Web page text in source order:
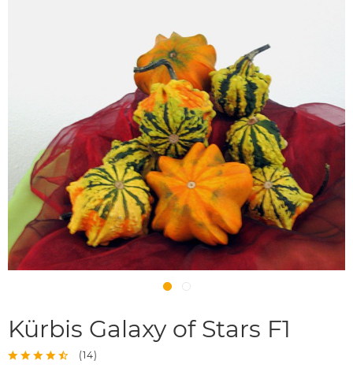
Kürbis Galaxy of Stars F1
(14)